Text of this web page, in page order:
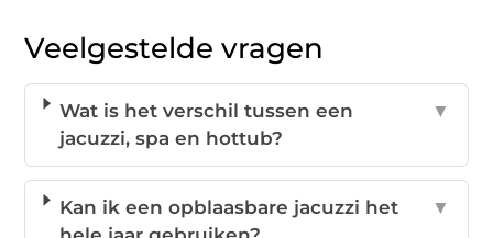
Veelgestelde vragen
Wat is het verschil tussen een
jacuzzi, spa en hottub?
▼
Kan ik een opblaasbare jacuzzi het
▼